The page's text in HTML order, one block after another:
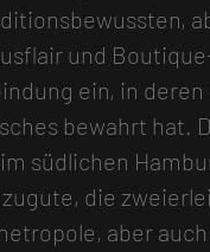
und
ein, in
bewahrt hat.
südlichen
die
aber auch